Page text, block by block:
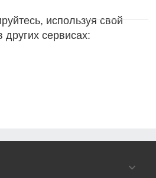
используя свой
других сервисах: